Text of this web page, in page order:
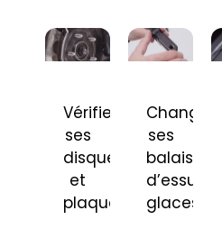
Vérifier
ses
disques
et
plaquettes
Changer
ses
balais
d’essuie-
glaces